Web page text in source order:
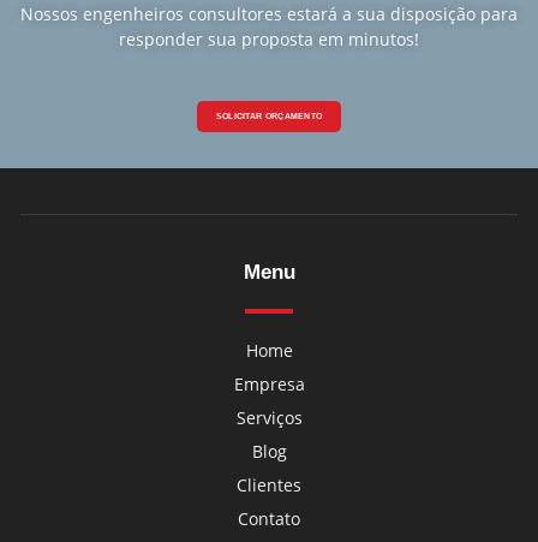
Nossos engenheiros consultores estará a sua disposição para
responder sua proposta em minutos!
SOLICITAR ORÇAMENTO
Menu
Home
Empresa
Serviços
Blog
Clientes
Contato